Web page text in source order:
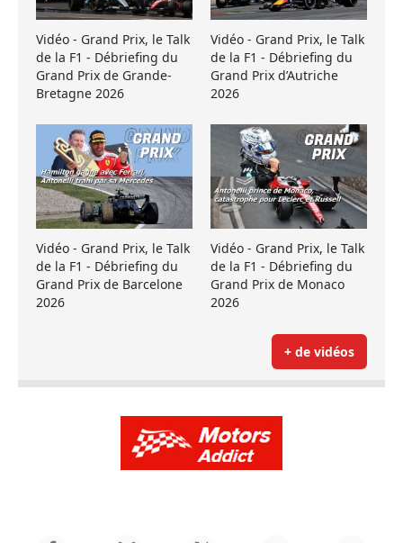
Vidéo - Grand Prix, le Talk
de la F1 - Débriefing du
Grand Prix de Grande-
Bretagne 2026
Vidéo - Grand Prix, le Talk
de la F1 - Débriefing du
Grand Prix d’Autriche
2026
Vidéo - Grand Prix, le Talk
de la F1 - Débriefing du
Grand Prix de Barcelone
2026
Vidéo - Grand Prix, le Talk
de la F1 - Débriefing du
Grand Prix de Monaco
2026
+ de vidéos